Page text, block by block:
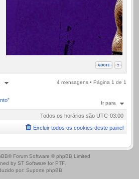
4 mensagens • Página 1 de 1
Ir para
Todos os horários são UTC-03:00
Excluir todos os cookies deste painel
® Forum Software © phpBB Limited
by ST Software for PTF
por: Suporte phpBB